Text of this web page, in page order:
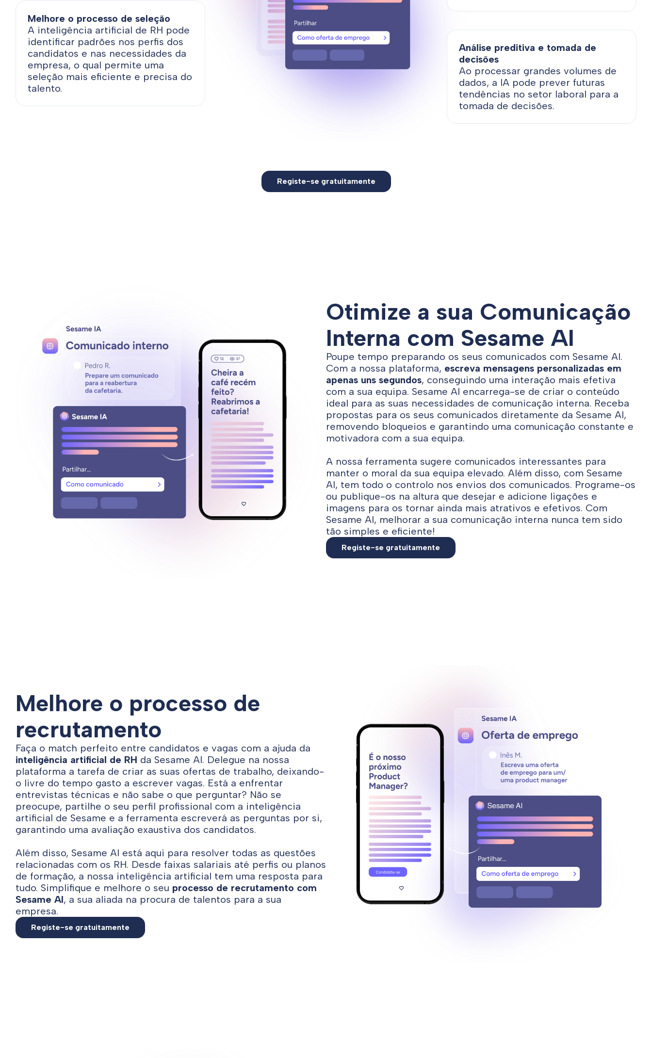
Melhore o processo de seleção
A inteligência artificial de RH pode
identificar padrões nos perfis dos
candidatos e nas necessidades da
empresa, o qual permite uma
seleção mais eficiente e precisa do
talento.
Análise preditiva e tomada de
decisões
Ao processar grandes volumes de
dados, a IA pode prever futuras
tendências no setor laboral para a
tomada de decisões.
Registe-se gratuitamente
Otimize a sua Comunicação
Interna com Sesame AI
Poupe tempo preparando os seus comunicados com Sesame AI.
Com a nossa plataforma, escreva mensagens personalizadas em
apenas uns segundos, conseguindo uma interação mais efetiva
com a sua equipa. Sesame AI encarrega-se de criar o conteúdo
ideal para as suas necessidades de comunicação interna. Receba
propostas para os seus comunicados diretamente da Sesame AI,
removendo bloqueios e garantindo uma comunicação constante e
motivadora com a sua equipa.
A nossa ferramenta sugere comunicados interessantes para
manter o moral da sua equipa elevado. Além disso, com Sesame
AI, tem todo o controlo nos envios dos comunicados. Programe-os
ou publique-os na altura que desejar e adicione ligações e
imagens para os tornar ainda mais atrativos e efetivos. Com
Sesame AI, melhorar a sua comunicação interna nunca tem sido
tão simples e eficiente!
Registe-se gratuitamente
Melhore o processo de
recrutamento
Faça o match perfeito entre candidatos e vagas com a ajuda da
inteligência artificial de RH da Sesame AI. Delegue na nossa
plataforma a tarefa de criar as suas ofertas de trabalho, deixando-
o livre do tempo gasto a escrever vagas. Está a enfrentar
entrevistas técnicas e não sabe o que perguntar? Não se
preocupe, partilhe o seu perfil profissional com a inteligência
artificial de Sesame e a ferramenta escreverá as perguntas por si,
garantindo uma avaliação exaustiva dos candidatos.
Além disso, Sesame AI está aqui para resolver todas as questões
relacionadas com os RH. Desde faixas salariais até perfis ou planos
de formação, a nossa inteligência artificial tem uma resposta para
tudo. Simplifique e melhore o seu processo de recrutamento com
Sesame AI, a sua aliada na procura de talentos para a sua
empresa.
Registe-se gratuitamente